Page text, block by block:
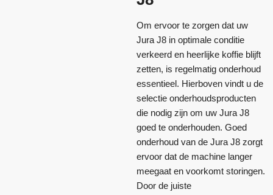
Om ervoor te zorgen dat uw
Jura J8 in optimale conditie
verkeerd en heerlijke koffie blijft
zetten, is regelmatig onderhoud
essentieel. Hierboven vindt u de
selectie onderhoudsproducten
die nodig zijn om uw Jura J8
goed te onderhouden. Goed
onderhoud van de Jura J8 zorgt
ervoor dat de machine langer
meegaat en voorkomt storingen.
Door de juiste